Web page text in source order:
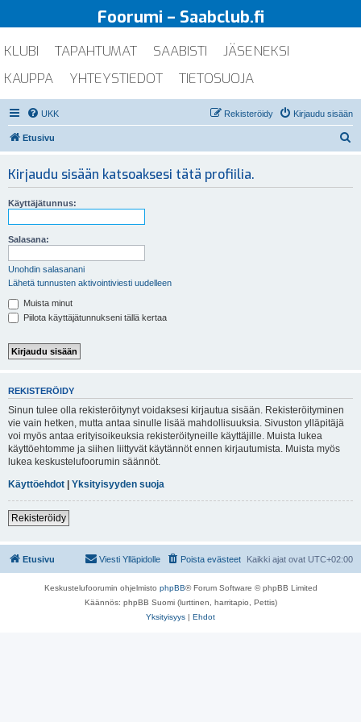
Foorumi – Saabclub.fi
KLUBI TAPAHTUMAT SAABISTI
JÄSENEKSI
KAUPPA
YHTEYSTIEDOT TIETOSUOJA
UKK Kirjaudu sisään
Rekisteröidy
Etusivu
Kirjaudu sisään katsoaksesi tätä profiilia.
Käyttäjätunnus:
Salasana:
Unohdin salasanani
Lähetä tunnusten aktivointiviesti uudelleen
Muista minut
Piilota käyttäjätunnukseni tällä kertaa
REKISTERÖIDY
Sinun tulee olla rekisteröitynyt voidaksesi kirjautua sisään. Rekisteröityminen
vie vain hetken, mutta antaa sinulle lisää mahdollisuuksia. Sivuston ylläpitäjä
voi myös antaa erityisoikeuksia rekisteröityneille käyttäjille. Muista lukea
käyttöehtomme ja siihen liittyvät käytännöt ennen kirjautumista. Muista myös
lukea keskustelufoorumin säännöt.
Käyttöehdot | Yksityisyyden suoja
Rekisteröidy
Etusivu Kaikki ajat ovat UTC+02:00
Poista evästeet
Viesti Ylläpidolle
Keskustelufoorumin ohjelmisto phpBB® Forum Software © phpBB Limited
Käännös: phpBB Suomi (lurttinen, harritapio, Pettis)
Yksityisyys | Ehdot